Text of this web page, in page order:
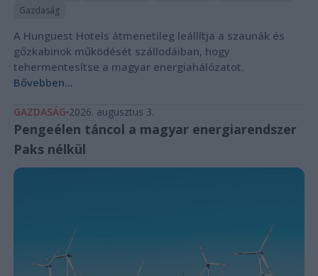
Gazdaság
A Hunguest Hotels átmenetileg leállítja a szaunák és
gőzkabinok működését szállodáiban, hogy
tehermentesítse a magyar energiahálózatot.
Bővebben...
GAZDASÁG 2026. augusztus 3.
Pengeélen táncol a magyar energiarendszer
Paks nélkül